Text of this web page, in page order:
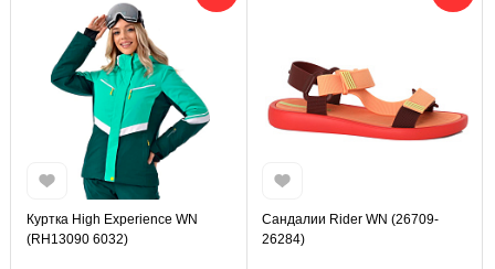
Куртка High Experience WN
(RH13090 6032)
Сандалии Rider WN (26709-
26284)